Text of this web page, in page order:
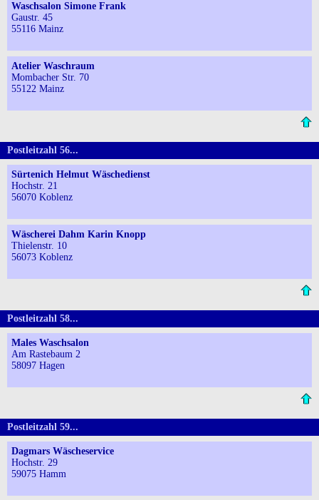
Waschsalon Simone Frank
Gaustr. 45
55116 Mainz
Atelier Waschraum
Mombacher Str. 70
55122 Mainz
Postleitzahl 56...
Sürtenich Helmut Wäschedienst
Hochstr. 21
56070 Koblenz
Wäscherei Dahm Karin Knopp
Thielenstr. 10
56073 Koblenz
Postleitzahl 58...
Males Waschsalon
Am Rastebaum 2
58097 Hagen
Postleitzahl 59...
Dagmars Wäscheservice
Hochstr. 29
59075 Hamm